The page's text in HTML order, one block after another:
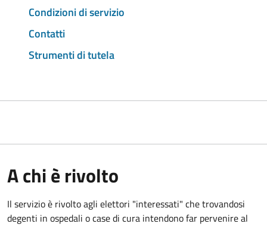
Condizioni di servizio
Contatti
Strumenti di tutela
A chi è rivolto
Il servizio è rivolto agli elettori "interessati" che trovandosi
degenti in ospedali o case di cura intendono far pervenire al